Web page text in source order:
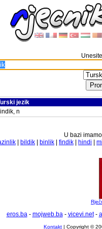
jezik
n
U bazi
bildik binlik findik hindi
eros.ba- mojweb.ba- vicevi.net-
Kontakt | Copyright ©